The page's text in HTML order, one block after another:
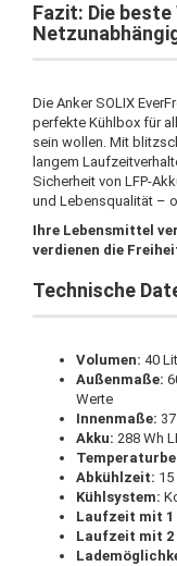
Fazit: Die
Die Anker SOLIX
perfekte Kühlbox für
sein wollen. Mit
langem
Sicherheit von LFP-
und Lebensqualität –
Ihre Lebensmittel
verdienen die
Technische
Volumen: 40
Außenmaße:
Werte
Innenmaße:
Akku: 288 Wh
Abkühlzeit: 15
Kühlsystem:
Laufzeit mit 1
Laufzeit mit 2